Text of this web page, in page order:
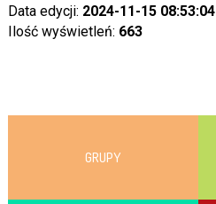
Data edycji: 2024-11-15 08:53:04
Ilość wyświetleń: 663
GRUPY